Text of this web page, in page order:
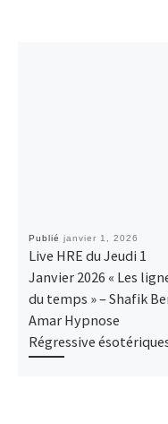
Publié janvier 1, 2026
Live HRE du Jeudi 1
Janvier 2026 « Les
du temps » – Shafik
Amar Hypnose
Régressive